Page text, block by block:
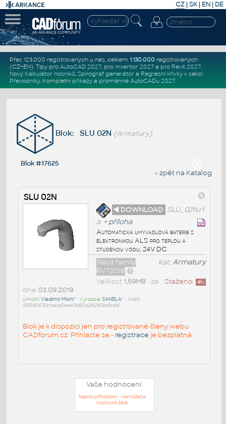
CZ | SK| EN | DE
Přes 123.000 registrovaných u nás, celkem 1.130.000registrovaných
(CZ+EN). Tipy pro AutoCAD 2027, pro Inventor 2027a pro Revit 2027.
Nový Kalkulátor nosníků, Spirograf generátor a Regresní křivkyv sekci
Převodníky. Kompletní příkazya proměnné AutoCADu 2027.
Blok: SLU 02N (Armatury)
Blok #17625
« zpět na Katalog
SLU 02N
◄ DOWNLOAD SLU_02N.rf
a + příloha
Automatická umyvadlová baterie s
elektronikou ALS pro teplou a
studenou vodu, 24V DC
kat:Armatury
Revit family
RVT2019
Staženo: 41x
Velikost 1,59MB• ze
dne 03.09.2019
Umístil:Vladimír Michl^ • Výrobce:SANELA^ • md5:
59545670c1ece2ae47e82d26260adcd4
Blok je k dispozici jen pro registrované členy webu
CADforum.cz. Přihlaste se - registrace je bezplatná.
Vaše hodnocení:
Nejste přihlášeni - nemůžete
hodnotit blok